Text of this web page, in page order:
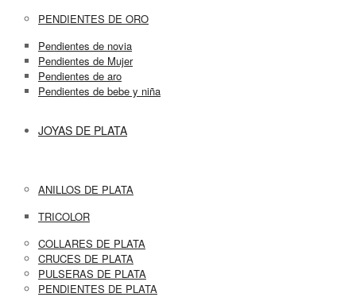
PENDIENTES DE ORO
Pendientes de novia
Pendientes de Mujer
Pendientes de aro
Pendientes de bebe y niña
JOYAS DE PLATA
ANILLOS DE PLATA
TRICOLOR
COLLARES DE PLATA
CRUCES DE PLATA
PULSERAS DE PLATA
PENDIENTES DE PLATA